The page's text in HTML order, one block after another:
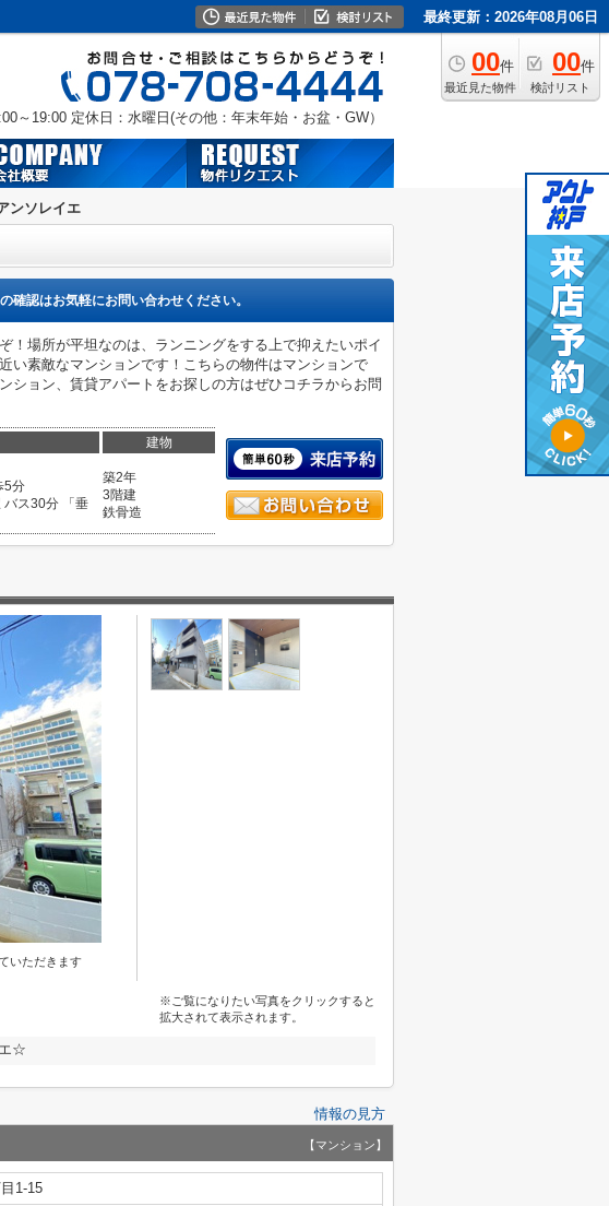
最終更新：2026年08月06日
00件
最近見た物件
00件
検討リスト
～19:00 定休日：水曜日(その他：年末年始・お盆・GW）
ンソレイエ
確認はお気軽にお問い合わせください。
！場所が平坦なのは、ランニングをする上で抑えたいポイ
い素敵なマンションです！こちらの物件はマンションで
ション、賃貸アパートをお探しの方はぜひコチラからお問
建物
5分
バス30分 「垂
築2年
3階建
鉄骨造
いただきます
※ご覧になりたい写真をクリックすると
拡大されて表示されます。
☆
情報の見方
【マンション】
1-15